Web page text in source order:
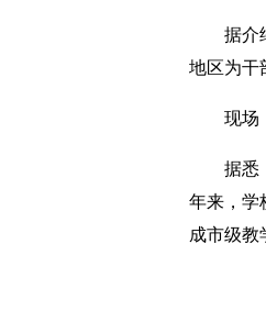
据介绍
地区为干
现场，
据悉，
年来，学
成市级